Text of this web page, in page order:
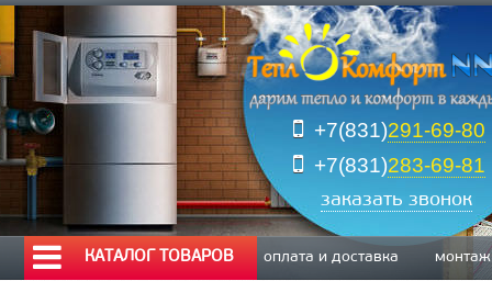
+7(831)291-69-80
+7(831)283-69-81
заказать звонок
КАТАЛОГ ТОВАРОВ оплата и доставка монтаж